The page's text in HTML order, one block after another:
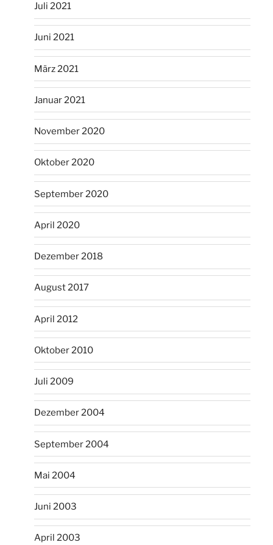
Juli 2021
Juni 2021
März 2021
Januar 2021
November 2020
Oktober 2020
September 2020
April 2020
Dezember 2018
August 2017
April 2012
Oktober 2010
Juli 2009
Dezember 2004
September 2004
Mai 2004
Juni 2003
April 2003